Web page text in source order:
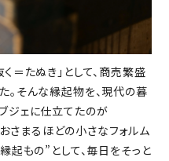
＝たぬき」として、商売繁盛
。そんな縁起物を、現代の暮
ジェに仕立てたのが
さまるほどの小さなフォルム
起もの”として、毎日をそっと